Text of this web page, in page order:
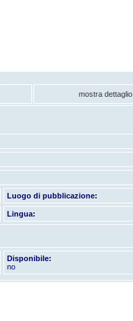
mostra dettaglio
Luogo di pubblicazione:
Lingua:
Disponibile:
no